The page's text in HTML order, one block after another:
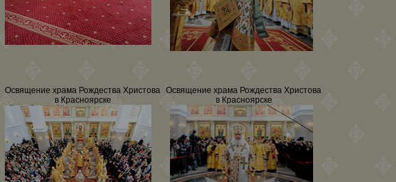
Освящение храма Рождества Христова
в Красноярске
Освящение храма Рождества Христова
в Красноярске